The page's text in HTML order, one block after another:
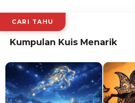
CARI TAHU
Kumpulan Kuis Menarik